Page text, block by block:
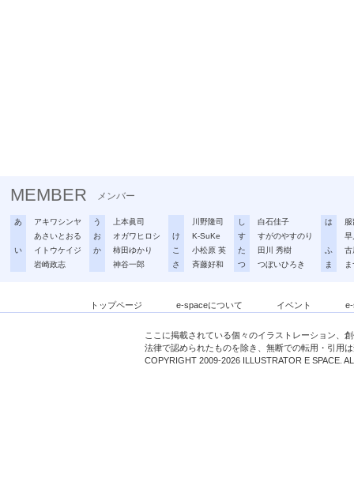
MEMBER メンバー
あ
アキワシンヤ
あさいとおる
い
イトウケイジ
岩崎政志
う
上本眞司
お
オガワヒロシ
か
柿田ゆかり
神谷一郎
川野隆司
け
K-SuKe
こ
小松原 英
さ
斉藤好和
し
白石佳子
す
すがのやすのり
た
田川 秀樹
つ
つぼいひろき
は
早
ふ
古
ま
トップページ e-spaceについて イベント
ここに掲載されている個々のイラストレーション、
法律で認められたものを除き、無断での転用・引用
COPYRIGHT 2009-2026 ILLUSTRATOR E SPACE.